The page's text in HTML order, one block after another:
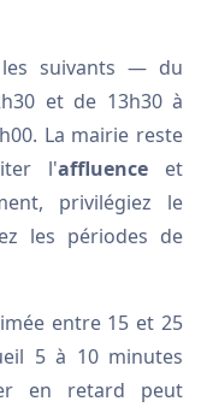
suivants — du
et de 13h30 à
La mairie reste
l'affluence et
privilégiez le
les périodes de
entre 15 et 25
5 à 10 minutes
en retard peut